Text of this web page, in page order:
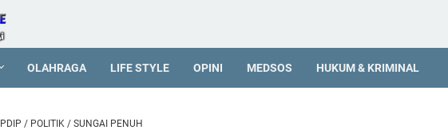
OLAHRAGA LIFE STYLE OPINI MEDSOS HUKUM & KRIMINAL
PDIP / POLITIK / SUNGAI PENUH